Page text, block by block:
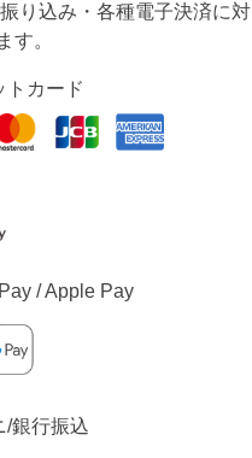
り込み・各種電子決済に対
す。
トカード
/ Apple Pay
/銀行振込